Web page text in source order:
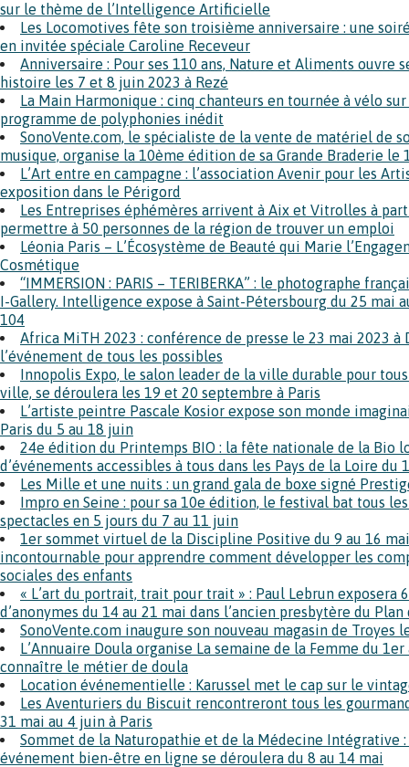
sur le thème de l’Intelligence Artificielle
Les Locomotives fête son troisième anniversaire : une
en invitée spéciale Caroline Receveur
Anniversaire : Pour ses 110 ans, Nature et Aliments ouvre
histoire les 7 et 8 juin 2023 à Rezé
La Main Harmonique : cinq chanteurs en tournée à vélo
programme de polyphonies inédit
SonoVente.com, le spécialiste de la vente de matériel de
musique, organise la 10ème édition de sa Grande Braderie le
L’Art entre en campagne : l’association Avenir pour les
exposition dans le Périgord
Les Entreprises éphémères arrivent à Aix et Vitrolles à
permettre à 50 personnes de la région de trouver un emploi
Léonia Paris – L’Écosystème de Beauté qui Marie
Cosmétique
“IMMERSION : PARIS – TERIBERKA” : le photographe
I-Gallery. Intelligence expose à Saint-Pétersbourg du 25 mai
104
Africa MiTH 2023 : conférence de presse le 23 mai 2023 à
l’événement de tous les possibles
Innopolis Expo, le salon leader de la ville durable pour
ville, se déroulera les 19 et 20 septembre à Paris
L’artiste peintre Pascale Kosior expose son monde
Paris du 5 au 18 juin
24e édition du Printemps BIO : la fête nationale de la Bio
d’événements accessibles à tous dans les Pays de la Loire du
Les Mille et une nuits : un grand gala de boxe signé
Impro en Seine : pour sa 10e édition, le festival bat tous
spectacles en 5 jours du 7 au 11 juin
1er sommet virtuel de la Discipline Positive du 9 au 16
incontournable pour apprendre comment développer les
sociales des enfants
« L’art du portrait, trait pour trait » : Paul Lebrun exposera
d’anonymes du 14 au 21 mai dans l’ancien presbytère du Plan
SonoVente.com inaugure son nouveau magasin de Troyes
L’Annuaire Doula organise La semaine de la Femme du
connaître le métier de doula
Location événementielle : Karussel met le cap sur le
Les Aventuriers du Biscuit rencontreront tous les
31 mai au 4 juin à Paris
Sommet de la Naturopathie et de la Médecine Intégrative
événement bien-être en ligne se déroulera du 8 au 14 mai